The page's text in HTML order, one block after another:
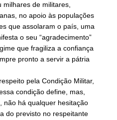
milhares de militares,
no apoio às populações
que assolaram o país, uma
o seu “agradecimento”
que fragiliza a confiança
pronto a servir a pátria
pela Condição Militar,
condição define, mas,
não há qualquer hesitação
do previsto no respeitante